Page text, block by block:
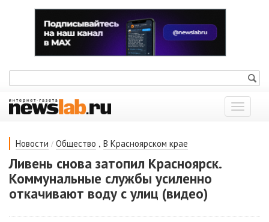
Показать
меню
Новости / Общество , В Красноярском крае
Ливень снова затопил Красноярск.
Коммунальные службы усиленно
откачивают воду с улиц (видео)